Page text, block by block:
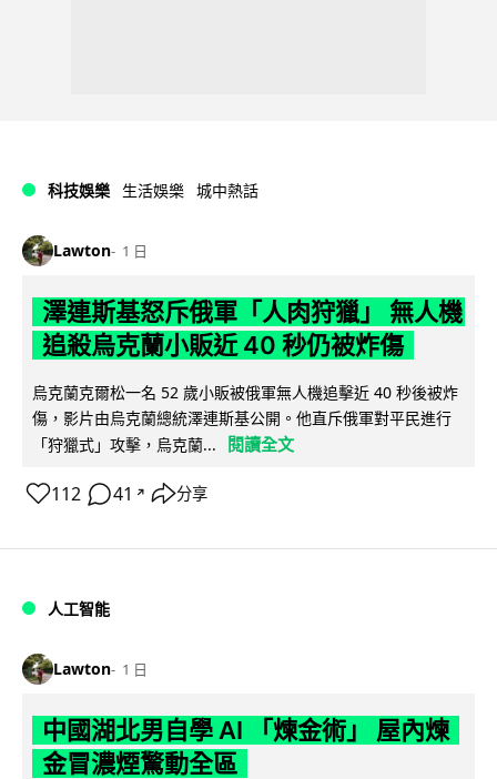
科技娛樂 生活娛樂 城中熱話
Lawton 1 日
澤連斯基怒斥俄軍「人肉狩獵」 無人機
追殺烏克蘭小販近 40 秒仍被炸傷
烏克蘭克爾松一名 52 歲小販被俄軍無人機追擊近 40 秒後被炸
傷，影片由烏克蘭總統澤連斯基公開。他直斥俄軍對平民進行
「狩獵式」攻擊，烏克蘭...
閱讀全文
112 41 ↗ 分享
人工智能
Lawton 1 日
中國湖北男自學 AI 「煉金術」 屋內煉
金冒濃煙驚動全區